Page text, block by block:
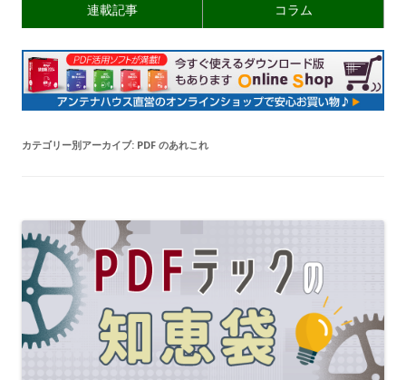
連載記事 コラム
カテゴリー別アーカイブ: PDF のあれこれ